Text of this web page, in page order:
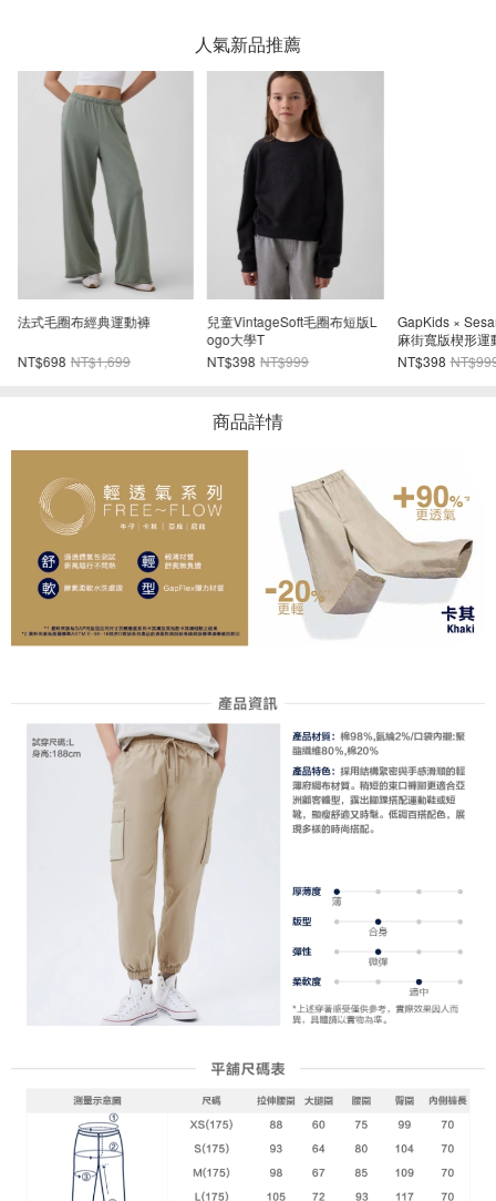
人氣新品推薦
法式毛圈布經典運動褲
NT$698 NT$1,699
兒童VintageSoft毛圈布短版L
ogo大學T
NT$398 NT$999
GapKids ×
麻街寬版楔形運
NT$398
商品詳情